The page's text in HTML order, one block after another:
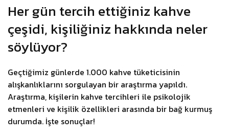
Her gün tercih ettiğiniz kahve
çeşidi, kişiliğiniz hakkında neler
söylüyor?
Geçtiğimiz günlerde 1.000 kahve tüketicisinin
alışkanlıklarını sorgulayan bir araştırma yapıldı.
Araştırma, kişilerin kahve tercihleri ile psikolojik
etmenleri ve kişilik özellikleri arasında bir bağ kurmuş
durumda. İşte sonuçlar!